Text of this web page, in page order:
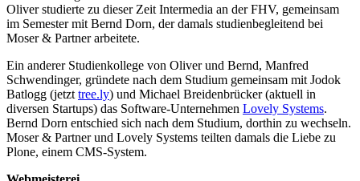
Oliver studierte zu dieser Zeit Intermedia an der FHV, gemeinsam
im Semester mit Bernd Dorn, der damals studienbegleitend bei
Moser & Partner arbeitete.
Ein anderer Studienkollege von Oliver und Bernd, Manfred
Schwendinger, gründete nach dem Studium gemeinsam mit Jodok
Batlogg (jetzt tree.ly) und Michael Breidenbrücker (aktuell in
diversen Startups) das Software-Unternehmen Lovely Systems.
Bernd Dorn entschied sich nach dem Studium, dorthin zu wechseln.
Moser & Partner und Lovely Systems teilten damals die Liebe zu
Plone, einem CMS-System.